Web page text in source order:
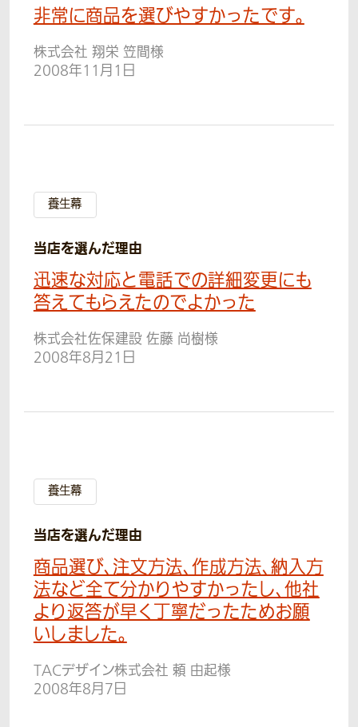
非常に商品を選びやすかったです。
株式会社 翔栄 笠間様
2008年11月1日
養生幕
当店を選んだ理由
迅速な対応と電話での詳細変更にも
答えてもらえたのでよかった
株式会社佐保建設 佐藤 尚樹様
2008年8月21日
養生幕
当店を選んだ理由
商品選び、注文方法、作成方法、納入方
法など全て分かりやすかったし、他社
より返答が早く丁寧だったためお願
いしました。
TACデザイン株式会社 頼 由起様
2008年8月7日